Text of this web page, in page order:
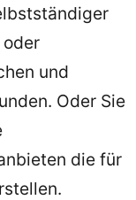
oder
und
Oder Sie
die für